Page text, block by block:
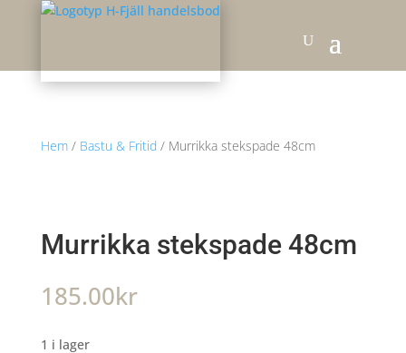
Hem/ Bastu & Fritid / Murrikka stekspade 48cm
Murrikka stekspade 48cm
185.00kr
1 i lager